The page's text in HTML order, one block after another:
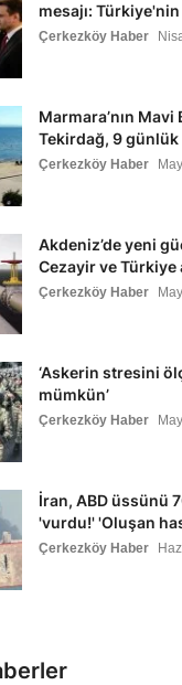
mesajı:
Çerkezköy Haber
Marmara’nın
Tekirdağ, 9 günlük
Çerkezköy Haber
Akdeniz’de yeni
Cezayir ve Türkiye
Çerkezköy Haber
‘Askerin stresini
mümkün’
Çerkezköy Haber
İran, ABD üssünü
'vurdu!' 'Oluşan
Çerkezköy Haber